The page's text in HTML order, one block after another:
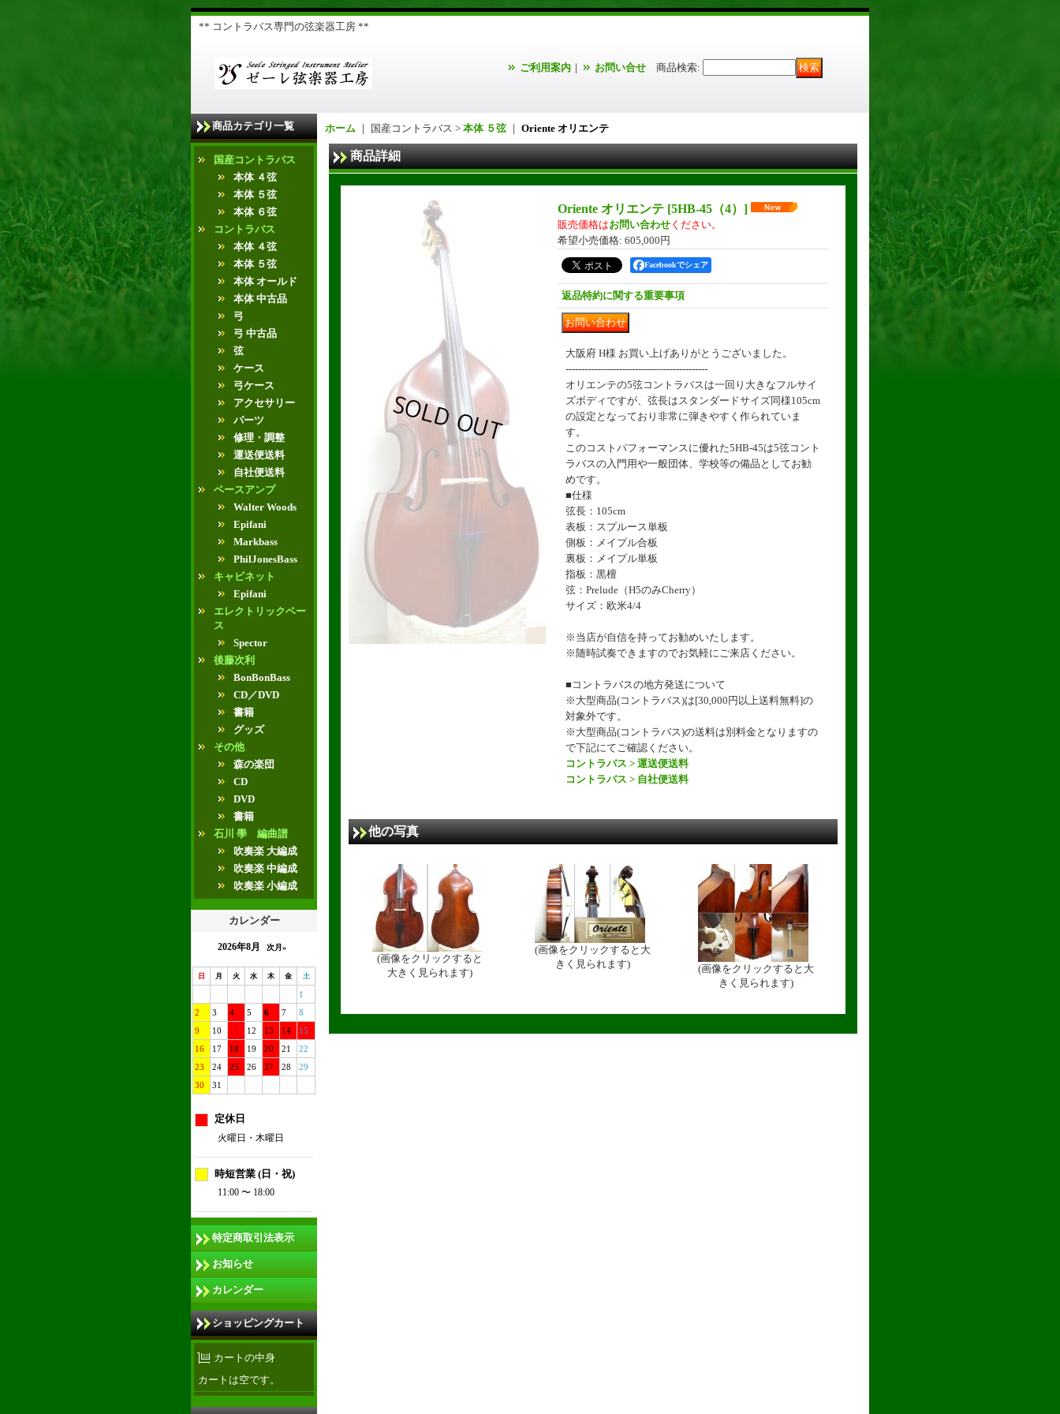
** コントラバス専門の弦楽器工房 **
ご利用案内 ｜ お問い合せ 商品検索:
商品カテゴリ一覧
国産コントラバス
本体 ４弦
本体 ５弦
本体 ６弦
コントラバス
本体 ４弦
本体 ５弦
本体 オールド
本体 中古品
弓
弓 中古品
弦
ケース
弓ケース
アクセサリー
パーツ
修理・調整
運送便送料
自社便送料
ベースアンプ
Walter Woods
Epifani
Markbass
PhilJonesBass
キャビネット
Epifani
エレクトリックベー
ス
Spector
後藤次利
BonBonBass
CD／DVD
書籍
グッズ
その他
森の楽団
CD
DVD
書籍
石川 學 編曲譜
吹奏楽 大編成
吹奏楽 中編成
吹奏楽 小編成
カレンダー
2026年8月 次月»
日 月 火 水 木 金 土
1
2
3 4 5 6 7
8
9
10 11 12 13 14
15
16
17 18 19 20 21
22
23
24 25 26 27 28
29
30
31
定休日
火曜日・木曜日
時短営業 (日・祝)
11:00 〜 18:00
特定商取引法表示
お知らせ
カレンダー
ショッピングカート
カートの中身
カートは空です。
ホーム ｜ 国産コントラバス > 本体 ５弦｜ Oriente オリエンテ
商品詳細
Oriente オリエンテ [5HB-45（4） ]
販売価格はお問い合わせ ください。
希望小売価格: 605,000円
Facebookでシェア
返品特約に関する重要事項
大阪府 H様 お買い上げありがとうございました。
---------------------------------------------
オリエンテの5弦コントラバスは一回り大きなフルサイ
ズボディですが、弦長はスタンダードサイズ同様105cm
の設定となっており非常に弾きやすく作られていま
す。
このコストパフォーマンスに優れた5HB-45は5弦コント
ラバスの入門用や一般団体、学校等の備品としてお勧
めです。
■仕様
弦長：105cm
表板：スプルース単板
側板：メイプル合板
裏板：メイプル単板
指板：黒檀
弦：Prelude（H5のみCherry）
サイズ：欧米4/4
※当店が自信を持ってお勧めいたします。
※随時試奏できますのでお気軽にご来店ください。
■コントラバスの地方発送について
※大型商品(コントラバス)は[30,000円以上送料無料]の
対象外です。
※大型商品(コントラバス)の送料は別料金となりますの
で下記にてご確認ください。
コントラバス > 運送便送料
コントラバス > 自社便送料
他の写真
(画像をクリックすると
大きく見られます)
(画像をクリックすると大
きく見られます)
(画像をクリックすると大
きく見られます)